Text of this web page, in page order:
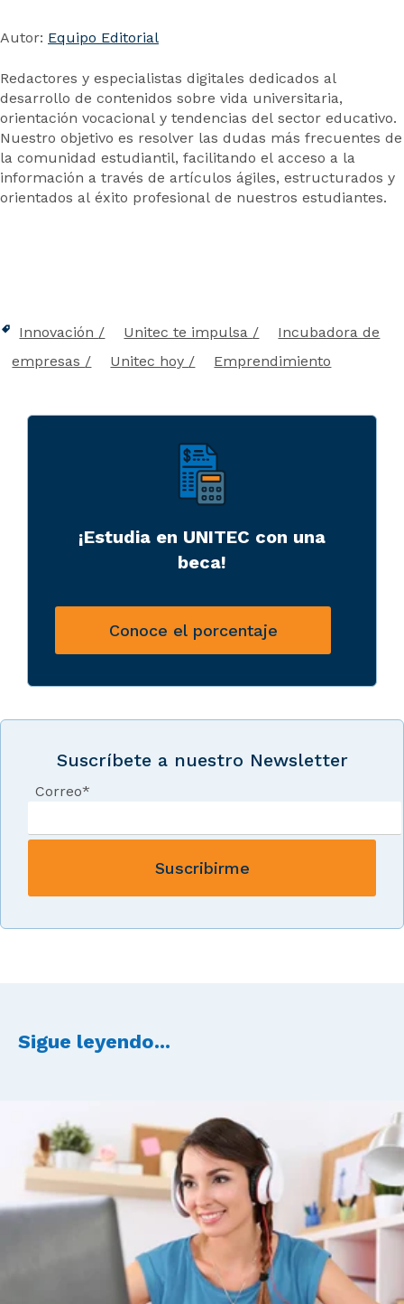
Autor: Equipo Editorial
Redactores y especialistas digitales dedicados al
desarrollo de contenidos sobre vida universitaria,
orientación vocacional y tendencias del sector educativo.
Nuestro objetivo es resolver las dudas más frecuentes de
la comunidad estudiantil, facilitando el acceso a la
información a través de artículos ágiles, estructurados y
orientados al éxito profesional de nuestros estudiantes.
Innovación Unitec te impulsa
Incubadora de
empresas
Unitec hoy Emprendimiento
¡Estudia en UNITEC con una
beca!
Conoce el porcentaje
Suscríbete a nuestro Newsletter
Correo*
Sigue leyendo...